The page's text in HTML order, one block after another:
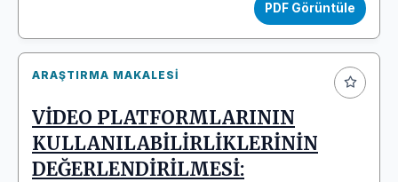
PDF Görüntüle
ARAŞTIRMA MAKALESI
VİDEO PLATFORMLARININ
KULLANILABİLİRLİKLERİNİN
DEĞERLENDİRİLMESİ: